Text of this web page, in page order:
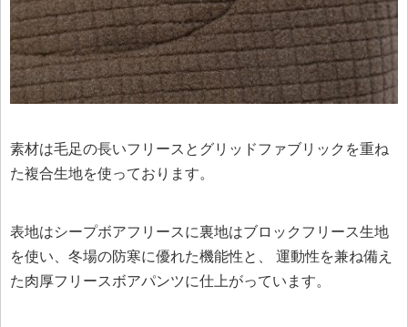
素材は毛足の長いフリースとグリッドファブリックを重ね
た複合生地を使っております。
表地はシープボアフリースに裏地はブロックフリース生地
を使い、冬場の防寒に優れた機能性と、 運動性を兼ね備え
た肉厚フリースボアパンツに仕上がっています。